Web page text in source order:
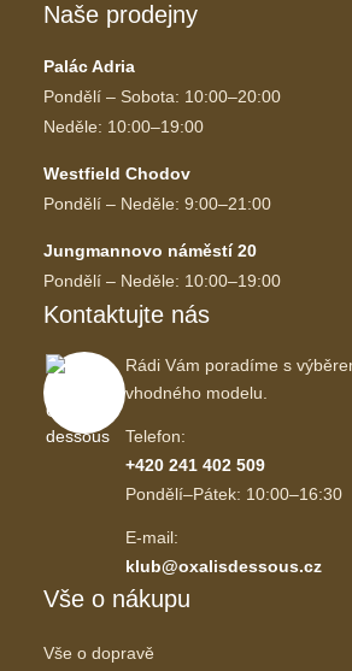
Naše prodejny
Palác Adria
Pondělí – Sobota: 10:00–20:00
Neděle: 10:00–19:00
Westfield Chodov
Pondělí – Neděle: 9:00–21:00
Jungmannovo náměstí 20
Pondělí – Neděle: 10:00–19:00
Kontaktujte nás
Rádi Vám poradíme s
vhodného modelu.
Telefon:
+420 241 402 509
Pondělí–Pátek: 10:00–16:30
E-mail:
klub@oxalisdessous.cz
Vše o nákupu
Vše o dopravě